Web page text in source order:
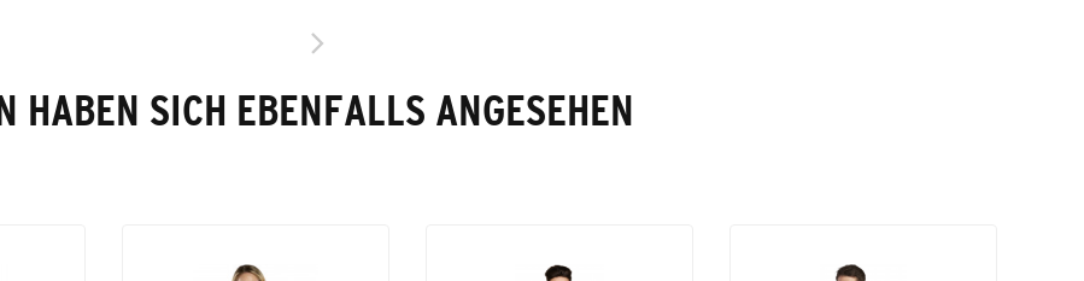
HABEN SICH EBENFALLS ANGESEHEN